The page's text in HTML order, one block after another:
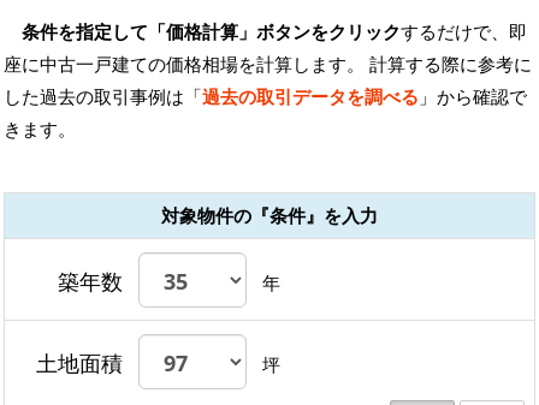
条件を指定して「価格計算」ボタンをクリックするだけで、即
座に中古一戸建ての価格相場を計算します。 計算する際に参考に
した過去の取引事例は「過去の取引データを調べる 」から確認で
きます。
対象物件の『条件』を入力
築年数 年
土地面積 坪